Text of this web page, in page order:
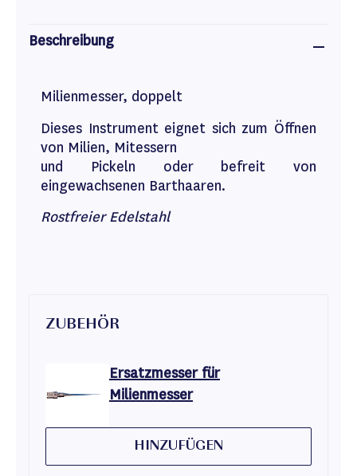
Beschreibung
Milienmesser, doppelt
Dieses Instrument eignet sich zum Öffnen
von Milien, Mitessern
und Pickeln oder befreit von
eingewachsenen Barthaaren.
Rostfreier Edelstahl
ZUBEHÖR
Ersatzmesser für
Milienmesser
HINZUFÜGEN